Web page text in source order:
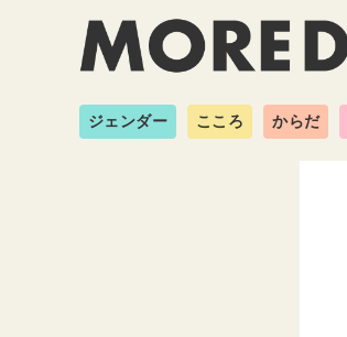
ジェンダー こころ からだ